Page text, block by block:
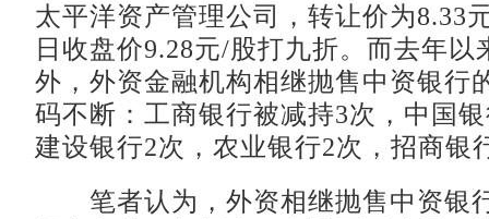
太平洋资产管理公司，转让价为8.33
日收盘价9.28元/股打九折。而去年以
外，外资金融机构相继抛售中资银行
码不断：工商银行被减持3次，中国
建设银行2次，农业银行2次，招商银
笔者认为，外资相继抛售中资银